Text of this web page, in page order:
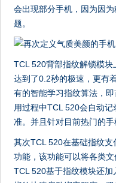
会出现部分手机，因为因
题。
TCL 520背部指纹解锁模
达到了0.2秒的极速，更有
有的智能学习指纹算法，
用过程中TCL 520会自动
准。并且针对目前热门的手
其次TCL 520在基础指纹
功能，该功能可以将各类
TCL 520基于指纹模块还